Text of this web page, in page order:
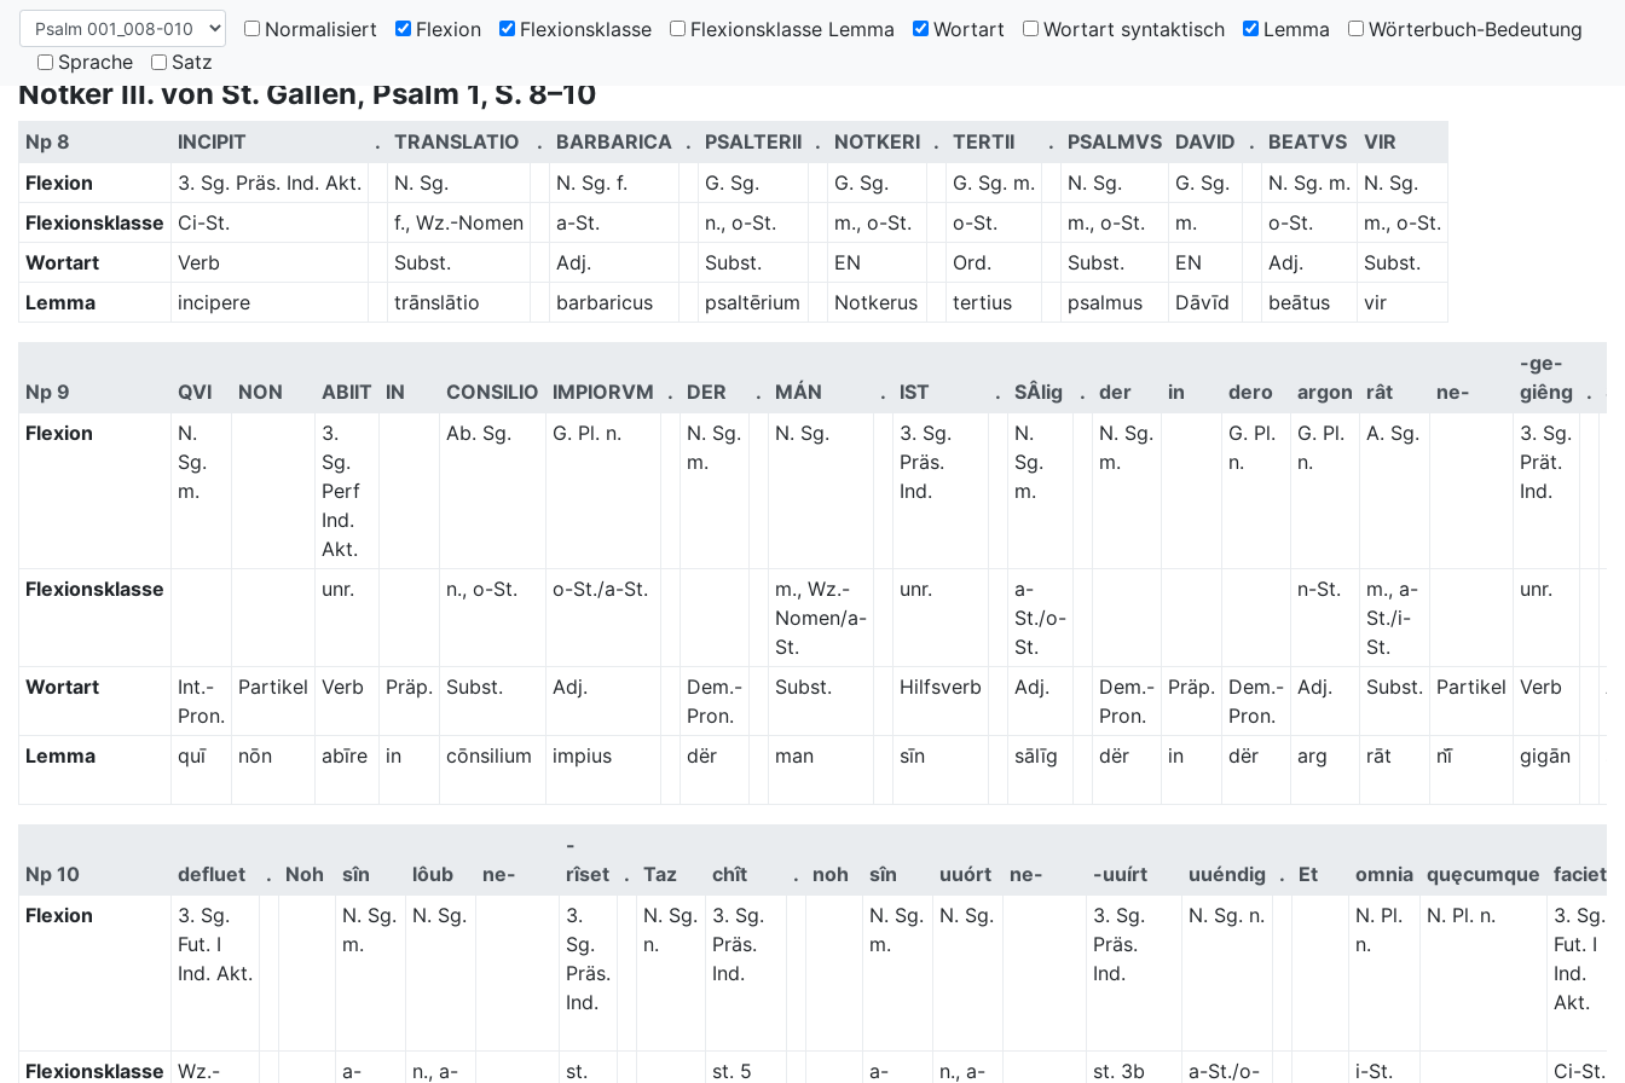
Normalisiert Flexion Flexionsklasse Flexionsklasse Lemma Wortart Wortart syntaktisch Lemma
Wörterbuch-Bedeutung
Sprache
Satz
Notker III. von St. Gallen, Psalm 1, S. 8–10
Np 8 INCIPIT . TRANSLATIO . BARBARICA . PSALTERII . NOTKERI . TERTII . PSALMVS DAVID . BEATVS
VIR
Flexion
3. Sg. Präs. Ind. Akt. N. Sg. N. Sg. f. G. Sg. G. Sg. G. Sg. m. N. Sg. G. Sg. N. Sg. m.
N. Sg.
Flexionsklasse
Ci-St. f., Wz.-Nomen a-St. n., o-St. m., o-St. o-St. m., o-St. m. o-St.
m., o-St.
Wortart
Verb Subst. Adj. Subst. EN Ord. Subst. EN Adj.
Subst.
Lemma
incipere trānslātio barbaricus psaltērium Notkerus tertius psalmus Dāvīd beātus vir
Np 9 QVI NON ABIIT IN CONSILIO IMPIORVM . DER . MÁN . IST . SÂlig . der in dero argon rât ne-
-ge-
giêng
.
Flexion
N.
Sg.
m.
3.
Sg.
Perf
Ind.
Akt.
Ab. Sg. G. Pl. n.
N. Sg.
m.
N. Sg.
3. Sg.
Präs.
Ind.
N.
Sg.
m.
N. Sg.
m.
G. Pl.
n.
G. Pl.
n.
A. Sg.
3. Sg.
Prät.
Ind.
Flexionsklasse unr. n., o-St. o-St./a-St.
m., Wz.-
Nomen/a-
St.
unr.
a-
St./o-
St.
n-St.
m., a-
St./i-
St.
unr.
Wortart
Int.-
Pron.
Partikel Verb Präp. Subst. Adj.
Dem.-
Pron.
Subst. Hilfsverb Adj.
Dem.-
Pron.
Präp.
Dem.-
Pron.
Adj. Subst. Partikel Verb
Lemma quī nōn abīre in cōnsilium impius dër man sīn sālīg dër in dër arg rāt nī̆ gigān
Np 10 defluet . Noh sîn lôub ne-
-
rîset
. Taz chît . noh sîn uuórt ne- -uuírt uuéndig . Et omnia quęcumque faciet
Flexion
3. Sg.
Fut. I
Ind. Akt.
N. Sg.
m.
N. Sg.
3.
Sg.
Präs.
Ind.
N. Sg.
n.
3. Sg.
Präs.
Ind.
N. Sg.
m.
N. Sg.
3. Sg.
Präs.
Ind.
N. Sg. n.
N. Pl.
n.
N. Pl. n.
3. Sg.
Fut. I
Ind.
Akt.
Flexionsklasse Wz.- a- n., a- st. st. 5 a- n., a- st. 3b a-St./o- i-St. Ci-St.